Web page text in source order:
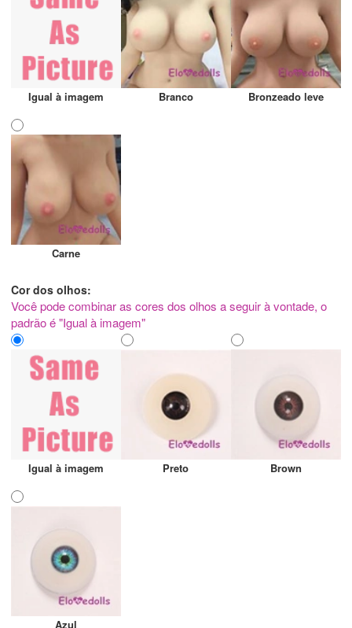
Igual à imagem Branco Bronzeado leve
Carne
Cor dos olhos:
Você pode combinar as cores dos olhos a seguir à vontade, o
padrão é "Igual à imagem"
Igual à imagem Preto Brown
Azul